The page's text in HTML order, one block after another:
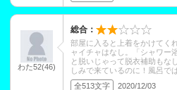
わた52(46)
総合：
部屋に入ると上着をかけてく
ャイチャはなし。「シャワー
と脱いじゃって脱衣補助もな
しみで来ているのに！風呂で
全513文字
2020/12/03